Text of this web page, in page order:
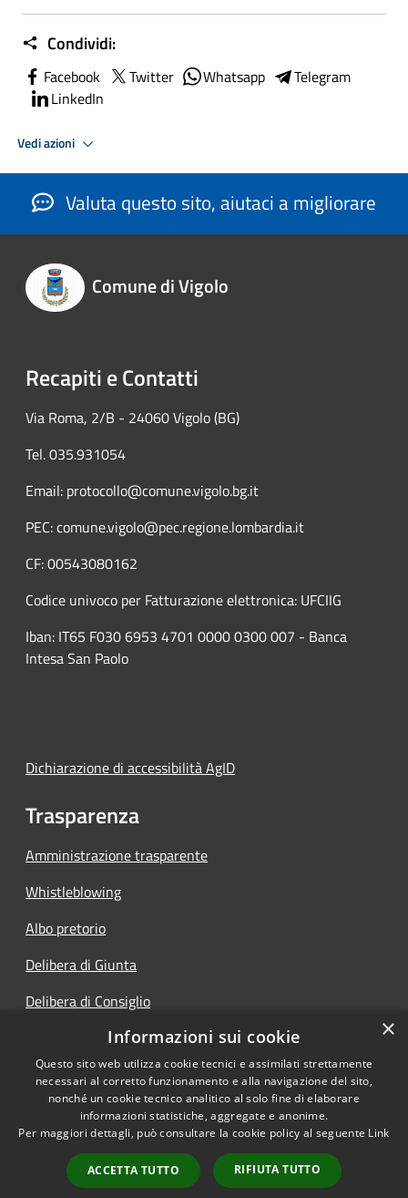
Condividi:
Facebook Twitter Whatsapp
Telegram
LinkedIn
Vedi azioni
Valuta questo sito, aiutaci a migliorare
Comune di Vigolo
Recapiti e Contatti
Via Roma, 2/B - 24060 Vigolo (BG)
Tel. 035.931054
Email: protocollo@comune.vigolo.bg.it
PEC: comune.vigolo@pec.regione.lombardia.it
CF: 00543080162
Codice univoco per Fatturazione elettronica: UFCIIG
Iban: IT65 F030 6953 4701 0000 0300 007 - Banca
Intesa San Paolo
Dichiarazione di accessibilità AgID
Trasparenza
Amministrazione trasparente
Whistleblowing
Albo pretorio
Delibera di Giunta
Delibera di Consiglio
RSS
Accessibilità
Copyright © 2026 • Comune di
Municipium•
Accesso
redazione
×
Informazioni sui cookie
Questo sito web utilizza cookie tecnici e assimilati strettamente
necessari al corretto funzionamento e alla navigazione del sito,
nonché un cookie tecnico analitico al solo fine di elaborare
informazioni statistiche, aggregate e anonime.
Per maggiori dettagli, può consultare la cookie policy al seguente Link
ACCETTA TUTTO RIFIUTA TUTTO